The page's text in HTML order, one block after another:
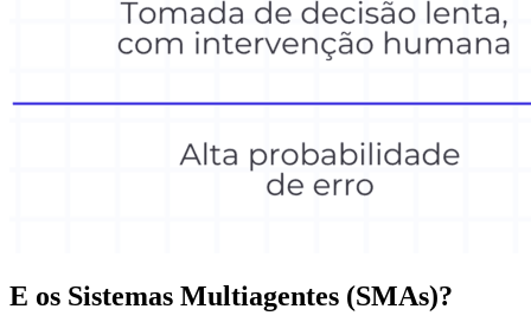
E os Sistemas Multiagentes (SMAs)?